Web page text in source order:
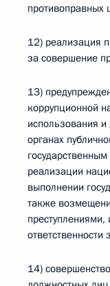
противоправных
12) реализация
за совершение
13)
коррупционной
использования
органах
реализации
выполнении
также
14)